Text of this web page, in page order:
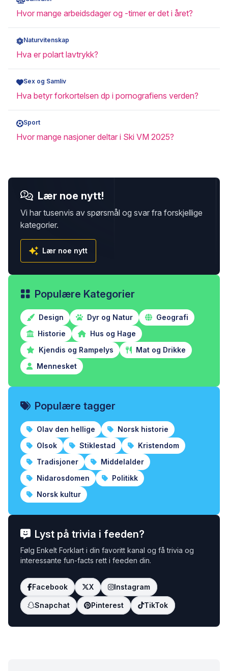
Hvor mange arbeidsdager og -timer er det i året?
Naturvitenskap
Hva er polart lavtrykk?
Sex og Samliv
Hva betyr forkortelsen dp i pornografiens verden?
Sport
Hvor mange nasjoner deltar i Ski VM 2025?
Lær noe nytt!
Vi har tusenvis av spørsmål og svar fra forskjellige
kategorier.
Lær noe nytt
Populære Kategorier
Design Dyr og Natur
Geografi
Historie
Hus og Hage
Kjendis og Rampelys
Mat og Drikke
Mennesket
Populære tagger
Olav den hellige
Norsk historie
Olsok
Stiklestad
Kristendom
Tradisjoner
Middelalder
Nidarosdomen
Politikk
Norsk kultur
Lyst på trivia i feeden?
Følg Enkelt Forklart i din favoritt kanal og få trivia og
interessante fun-facts rett i feeden din.
Facebook X Instagram
Snapchat Pinterest TikTok